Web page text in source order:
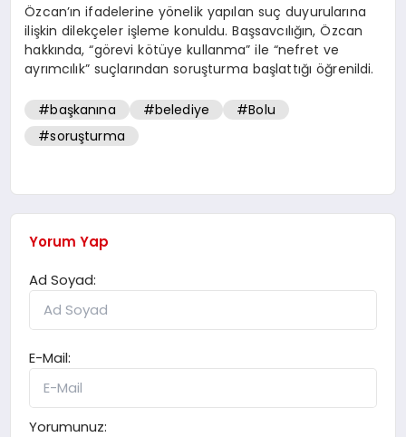
Özcan’ın ifadelerine yönelik yapılan suç duyurularına
ilişkin dilekçeler işleme konuldu. Başsavcılığın, Özcan
hakkında, “görevi kötüye kullanma” ile “nefret ve
ayrımcılık” suçlarından soruşturma başlattığı öğrenildi.
#başkanına #belediye
#Bolu
#soruşturma
Yorum Yap
Ad Soyad:
E-Mail:
Yorumunuz: